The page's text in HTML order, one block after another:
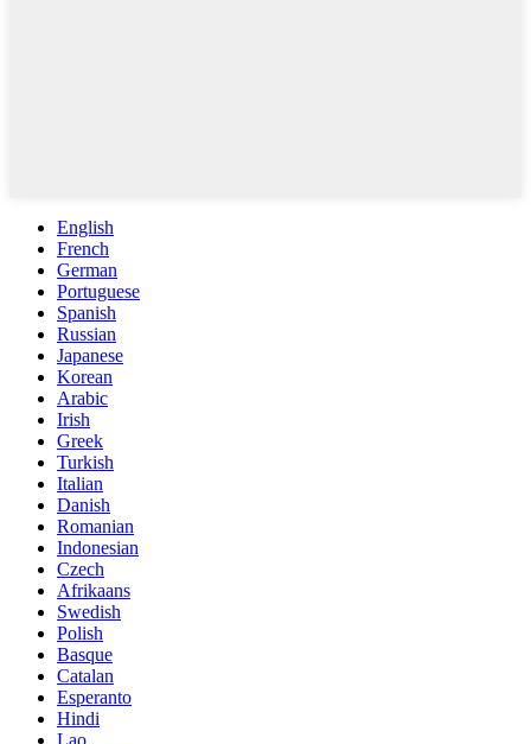
English
French
German
Portuguese
Spanish
Russian
Japanese
Korean
Arabic
Irish
Greek
Turkish
Italian
Danish
Romanian
Indonesian
Czech
Afrikaans
Swedish
Polish
Basque
Catalan
Esperanto
Hindi
Lao